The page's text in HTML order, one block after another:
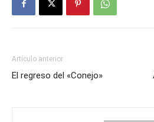
Artículo anterior
El regreso del «Conejo»